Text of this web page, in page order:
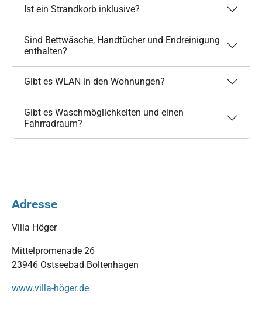
Ist ein Strandkorb inklusive?
Sind Bettwäsche, Handtücher und Endreinigung
enthalten?
Gibt es WLAN in den Wohnungen?
Gibt es Waschmöglichkeiten und einen
Fahrradraum?
Adresse
Villa Höger
Mittelpromenade 26
23946 Ostseebad Boltenhagen
www.villa-höger.de